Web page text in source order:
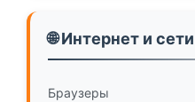
🌐 Интернет и сети
Браузеры